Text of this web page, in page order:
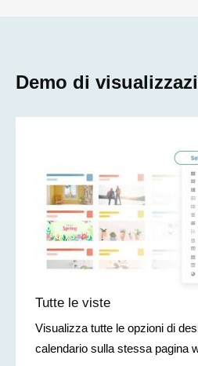
Demo di
Tutte le viste
Visualizza tutte le opzioni di
calendario sulla stessa pagina